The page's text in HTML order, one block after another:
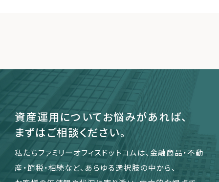
資産運用についてお悩みがあれば、
まずはご相談ください。
私たちファミリーオフィスドットコムは、金融商品・不動
産・節税・相続など、あらゆる選択肢の中から、